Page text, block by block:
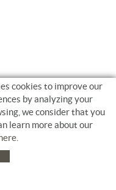
cookies to improve our
by analyzing your
we consider that you
learn more about our